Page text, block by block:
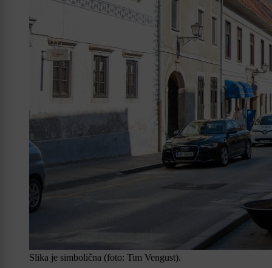
Slika je simbolična (foto: Tim Vengust).